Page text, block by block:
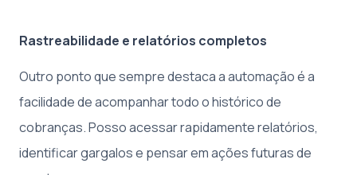
Rastreabilidade e relatórios completos
Outro ponto que sempre destaca a automação é a
facilidade de acompanhar todo o histórico de
cobranças. Posso acessar rapidamente relatórios,
identificar gargalos e pensar em ações futuras de